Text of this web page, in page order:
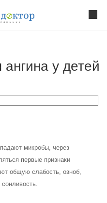
ангина у детей
микробы, через
первые признаки
общую слабость, озноб,